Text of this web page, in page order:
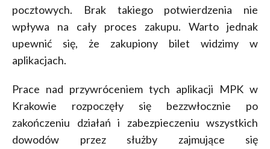
pocztowych. Brak takiego potwierdzenia nie
wpływa na cały proces zakupu. Warto jednak
upewnić się, że zakupiony bilet widzimy w
aplikacjach.
Prace nad przywróceniem tych aplikacji MPK w
Krakowie rozpoczęły się bezzwłocznie po
zakończeniu działań i zabezpieczeniu wszystkich
dowodów przez służby zajmujące się